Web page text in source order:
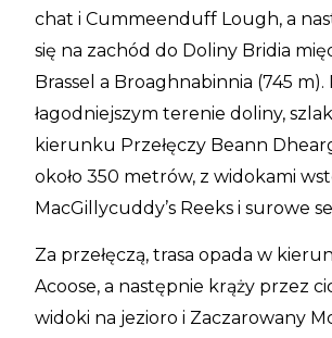
chat i Cummeenduff Lough, a
się na zachód do Doliny Bridia
Brassel a Broaghnabinnia (745 m).
łagodniejszym terenie doliny,
kierunku Przełęczy Beann
około 350 metrów, z widokami
MacGillycuddy’s Reeks i surowe
Za przełęczą, trasa opada w
Acoose, a następnie krąży przez
widoki na jezioro i Zaczarowany